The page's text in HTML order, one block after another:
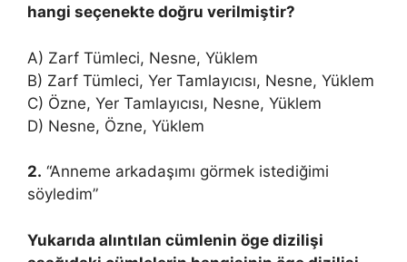
hangi seçenekte doğru verilmiştir?
A) Zarf Tümleci, Nesne, Yüklem
B) Zarf Tümleci, Yer Tamlayıcısı, Nesne, Yüklem
C) Özne, Yer Tamlayıcısı, Nesne, Yüklem
D) Nesne, Özne, Yüklem
2. “Anneme arkadaşımı görmek istediğimi
söyledim”
Yukarıda alıntılan cümlenin öge dizilişi